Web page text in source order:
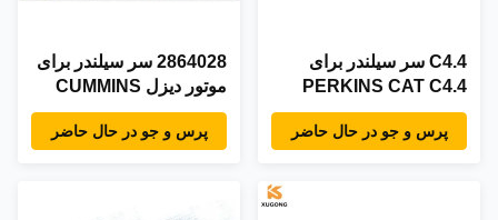
C4.4 سر سیلندر برای
PERKINS CAT C4.4
پرس و جو در حال حاضر
2864028 سر سیلندر برای
موتور دیزل CUMMINS
M11 ISM11 QSM11
پرس و جو در حال حاضر